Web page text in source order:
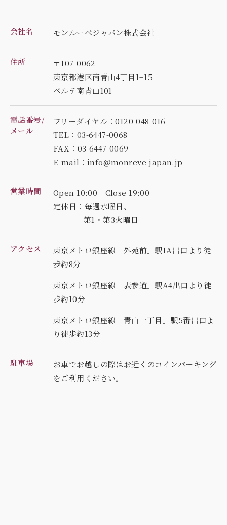
会社名 モンルーベジャパン株式会社
住所
〒107-0062
東京都港区南青山4丁目1−15
ベルテ南青山101
電話番号/
メール
フリーダイヤル：0120-048-016
TEL：03-6447-0068
FAX：03-6447-0069
E-mail：info@monreve-japan.jp
営業時間
Open 10:00 Close 19:00
定休日：毎週水曜日、
第1・第3火曜日
アクセス
東京メトロ銀座線「外苑前」駅1A出口より徒
歩約8分
東京メトロ銀座線「表参道」駅A4出口より徒
歩約10分
東京メトロ銀座線「青山一丁目」駅5番出口よ
り徒歩約13分
駐車場
お車でお越しの際はお近くのコインパーキング
をご利用ください。